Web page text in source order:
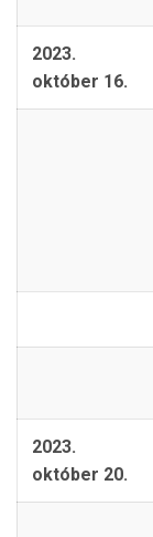
2023.
október 16.
2023.
október 20.